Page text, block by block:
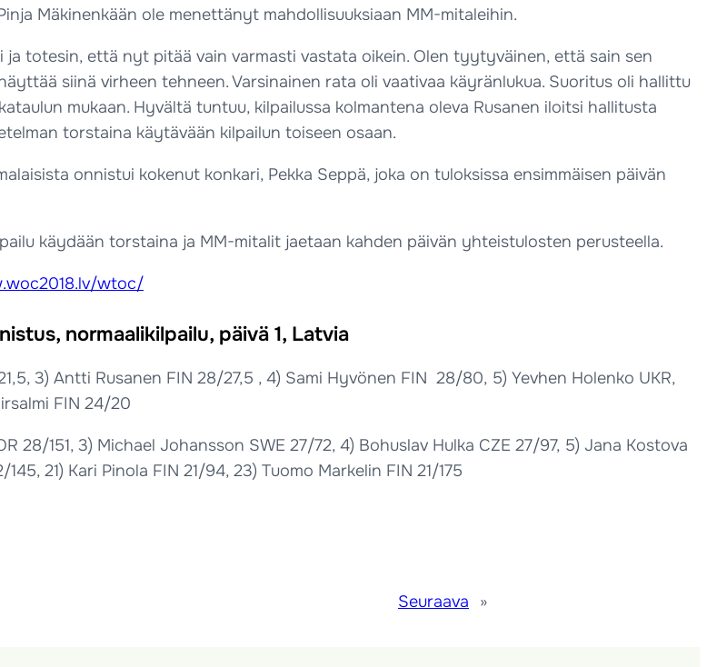
Mäkinenkään ole menettänyt mahdollisuuksiaan MM-mitaleihin.
ja totesin, että nyt pitää vain varmasti vastata oikein. Olen tyytyväinen, että sain sen
siinä virheen tehneen. Varsinainen rata oli vaativaa käyränlukua. Suoritus oli hallittu
mukaan. Hyvältä tuntuu, kilpailussa kolmantena oleva Rusanen iloitsi hallitusta
torstaina käytävään kilpailun toiseen osaan.
onnistui kokenut konkari, Pekka Seppä, joka on tuloksissa ensimmäisen päivän
käydään torstaina ja MM-mitalit jaetaan kahden päivän yhteistulosten perusteella.
wtoc/
normaalikilpailu, päivä 1, Latvia
3) Antti Rusanen FIN 28/27,5 , 4) Sami Hyvönen FIN 28/80, 5) Yevhen Holenko UKR,
FIN 24/20
28/151, 3) Michael Johansson SWE 27/72, 4) Bohuslav Hulka CZE 27/97, 5) Jana Kostova
21) Kari Pinola FIN 21/94, 23) Tuomo Markelin FIN 21/175
Seuraava »